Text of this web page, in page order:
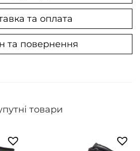
та оплата
та повернення
товари